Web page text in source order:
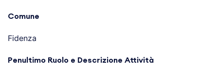
Comune
Fidenza
Penultimo Ruolo e Descrizione Attività